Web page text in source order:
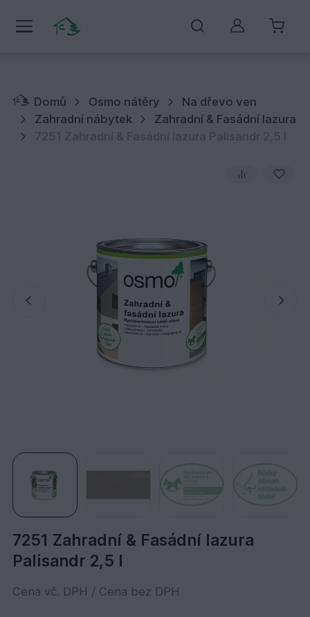
Můj účet
Domů Osmo nátěry
Na dřevo ven
Zahradní nábytek
Zahradní & Fasádní lazura
7251 Zahradní & Fasádní lazura Palisandr 2,5 l
7251 Zahradní & Fasádní lazura
Palisandr 2,5 l
Cena vč. DPH / Cena bez DPH